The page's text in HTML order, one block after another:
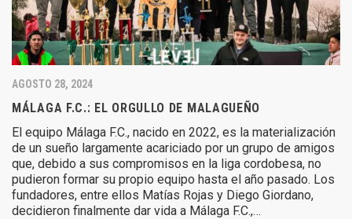
AGOSTO 28, 2024
MÁLAGA F.C.: EL ORGULLO DE MALAGUEÑO
El equipo Málaga F.C., nacido en 2022, es la materialización
de un sueño largamente acariciado por un grupo de amigos
que, debido a sus compromisos en la liga cordobesa, no
pudieron formar su propio equipo hasta el año pasado. Los
fundadores, entre ellos Matías Rojas y Diego Giordano,
decidieron finalmente dar vida a Málaga F.C.,…